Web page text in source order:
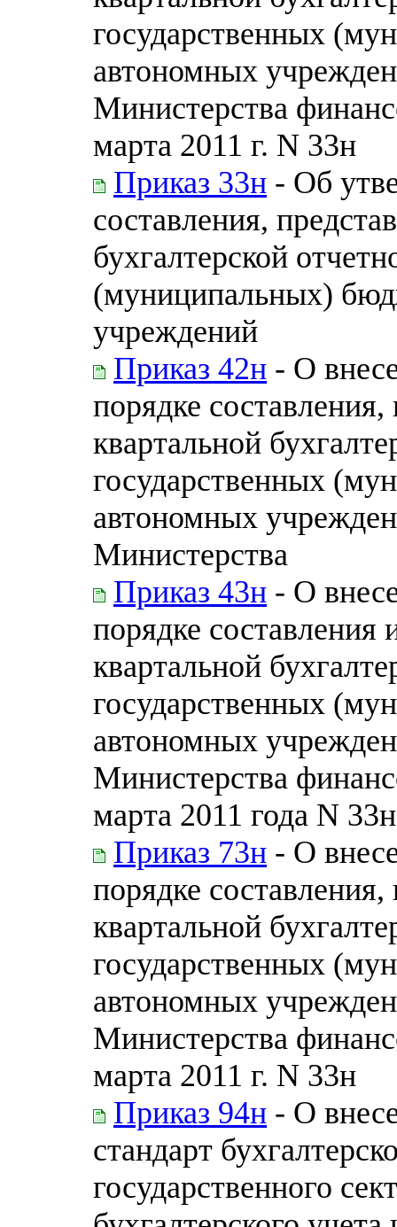
государственных
автономных
Министерства
марта 2011 г. N 33н
Приказ 33н - Об
составления,
бухгалтерской
(муниципальных)
учреждений
Приказ 42н - О
порядке
квартальной
государственных
автономных
Министерства
Приказ 43н - О
порядке составления
квартальной
государственных
автономных
Министерства
марта 2011 года N 33н
Приказ 73н - О
порядке
квартальной
государственных
автономных
Министерства
марта 2011 г. N 33н
Приказ 94н - О
стандарт
государственного